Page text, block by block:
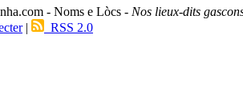
- Noms e Lòcs - Nos lieux-dits
| RSS 2.0